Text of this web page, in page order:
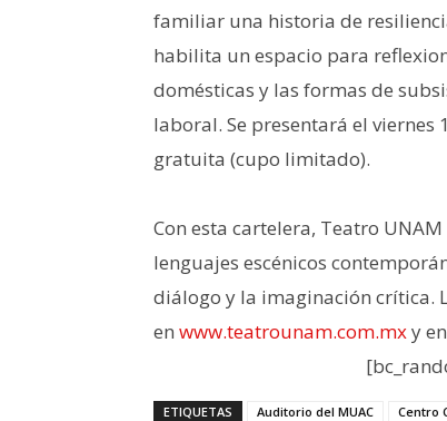
familiar una historia de
habilita un espacio para
domésticas y las formas de
laboral. Se presentará el viernes
gratuita (cupo limitado).
Con esta cartelera, Teatro
lenguajes escénicos
diálogo y la imaginación crítica.
en www.teatrounam.com.mxy
ETIQUETAS Auditorio del MUAC Centro